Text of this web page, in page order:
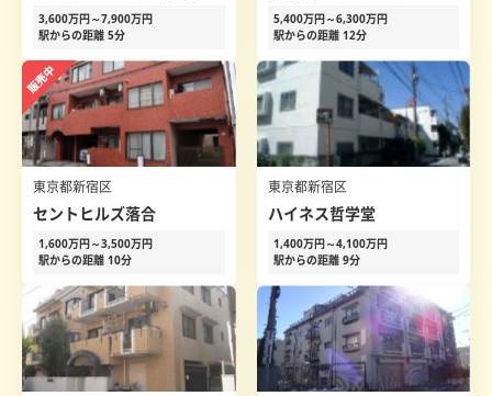
3,600万円～7,900万円
駅からの距離 5分
5,400万円～6,300万円
駅からの距離 12分
東京都新宿区
セントヒルズ落合
1,600万円～3,500万円
駅からの距離 10分
東京都新宿区
ハイネス哲学堂
1,400万円～4,100万円
駅からの距離 9分